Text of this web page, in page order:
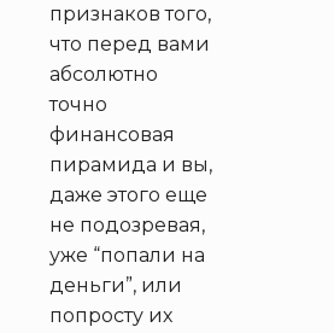
признаков того,
что перед вами
абсолютно
точно
финансовая
пирамида и вы,
даже этого еще
не подозревая,
уже “попали на
деньги”, или
попросту их